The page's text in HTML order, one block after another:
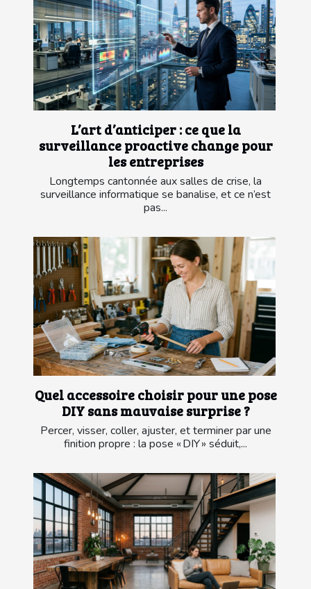
L’art d’anticiper : ce que la
surveillance proactive change pour
les entreprises
Longtemps cantonnée aux salles de crise, la
surveillance informatique se banalise, et ce n’est
pas...
Quel accessoire choisir pour une pose
DIY sans mauvaise surprise ?
Percer, visser, coller, ajuster, et terminer par une
finition propre : la pose « DIY » séduit,...